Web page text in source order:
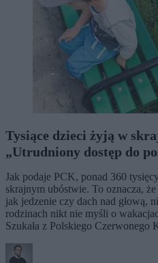
Tysiące dzieci żyją w
„Utrudniony dostęp do
Jak podaje PCK, ponad 360
skrajnym ubóstwie. To oznacza,
jak jedzenie czy dach nad głową,
rodzinach nikt nie myśli o
Szukała z Polskiego Czerwonego